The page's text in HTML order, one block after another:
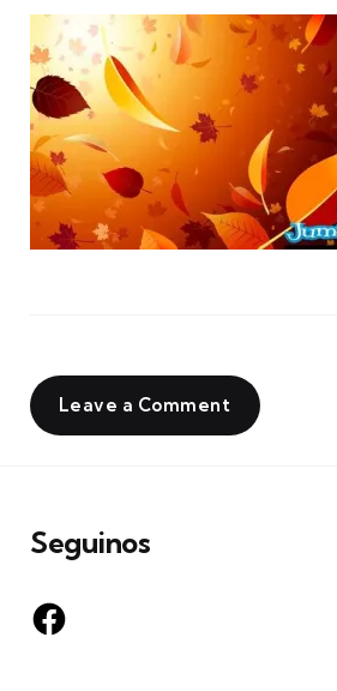
Leave a Comment
Seguinos
Facebook